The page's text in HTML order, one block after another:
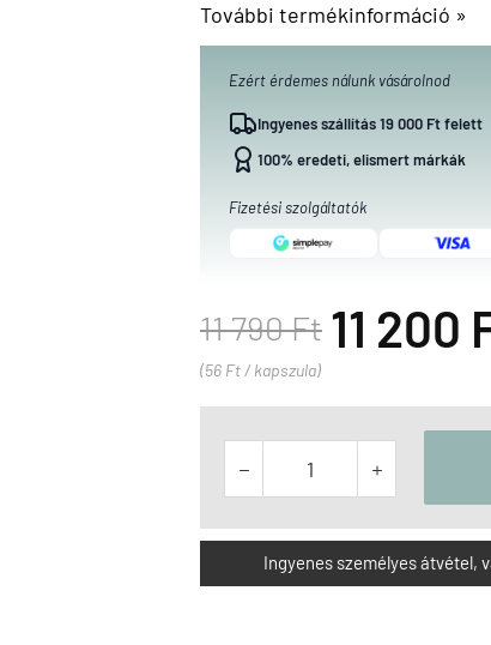
További termékinformáció »
Ezért érdemes nálunk vásárolnod
Ingyenes szállítás 19 000 Ft felett
100% eredeti, elismert márkák
Fizetési szolgáltatók
11 790 Ft 11 200
(56 Ft / kapszula)
 
Ingyenes személyes átvétel,